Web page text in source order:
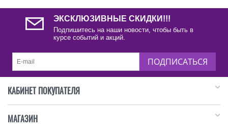
ЭКСКЛЮЗИВНЫЕ СКИДКИ!!!
Подпишитесь на наши новости, чтобы быть в
курсе событий и акций.
ПОДПИСАТЬСЯ
КАБИНЕТ ПОКУПАТЕЛЯ
МАГАЗИН